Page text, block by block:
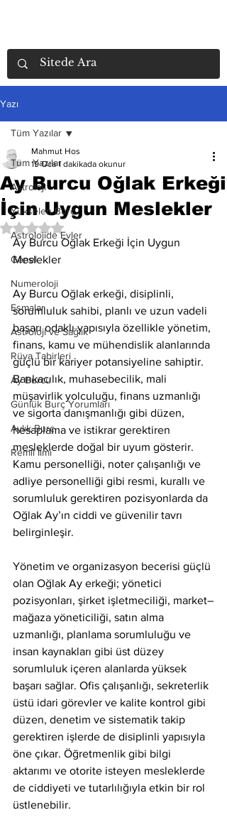
Yazı
Tüm Yazılar
Astroloji
Yükselen Burç
Astrolojide Evler
Genel
Numeroloji
Esmalar
Astroloji ve Sağlık
Rüya Tabirleri
Ay Burcu
Günlük Burç Yorumları
Aylık Burç
Remil İlmi
Tüm Yazılar
Ay Burcu Oğlak Erkeği
İçin Uygun Meslekler
Mahmut Hos
19 Oca 1 dakikada okunur
5 üzerinden NaN yıldız
Ay Burcu Oğlak Erkeği İçin Uygun
Meslekler
Ay Burcu Oğlak erkeği, disiplinli,
sorumluluk sahibi, planlı ve uzun vadeli
başarı odaklı yapısıyla özellikle yönetim,
finans, kamu ve mühendislik alanlarında
güçlü bir kariyer potansiyeline sahiptir.
Bankacılık, muhasebecilik, mali
müşavirlik yolculuğu, finans uzmanlığı
ve sigorta danışmanlığı gibi düzen,
hesaplama ve istikrar gerektiren
mesleklerde doğal bir uyum gösterir.
Kamu personelliği, noter çalışanlığı ve
adliye personelliği gibi resmi, kurallı ve
sorumluluk gerektiren pozisyonlarda da
Oğlak Ay’ın ciddi ve güvenilir tavrı
belirginleşir.
Yönetim ve organizasyon becerisi güçlü
olan Oğlak Ay erkeği; yönetici
pozisyonları, şirket işletmeciliği, market–
mağaza yöneticiliği, satın alma
uzmanlığı, planlama sorumluluğu ve
insan kaynakları gibi üst düzey
sorumluluk içeren alanlarda yüksek
başarı sağlar. Ofis çalışanlığı, sekreterlik
üstü idari görevler ve kalite kontrol gibi
düzen, denetim ve sistematik takip
gerektiren işlerde de disiplinli yapısıyla
öne çıkar. Öğretmenlik gibi bilgi
aktarımı ve otorite isteyen mesleklerde
de ciddiyeti ve tutarlılığıyla etkin bir rol
üstlenebilir.